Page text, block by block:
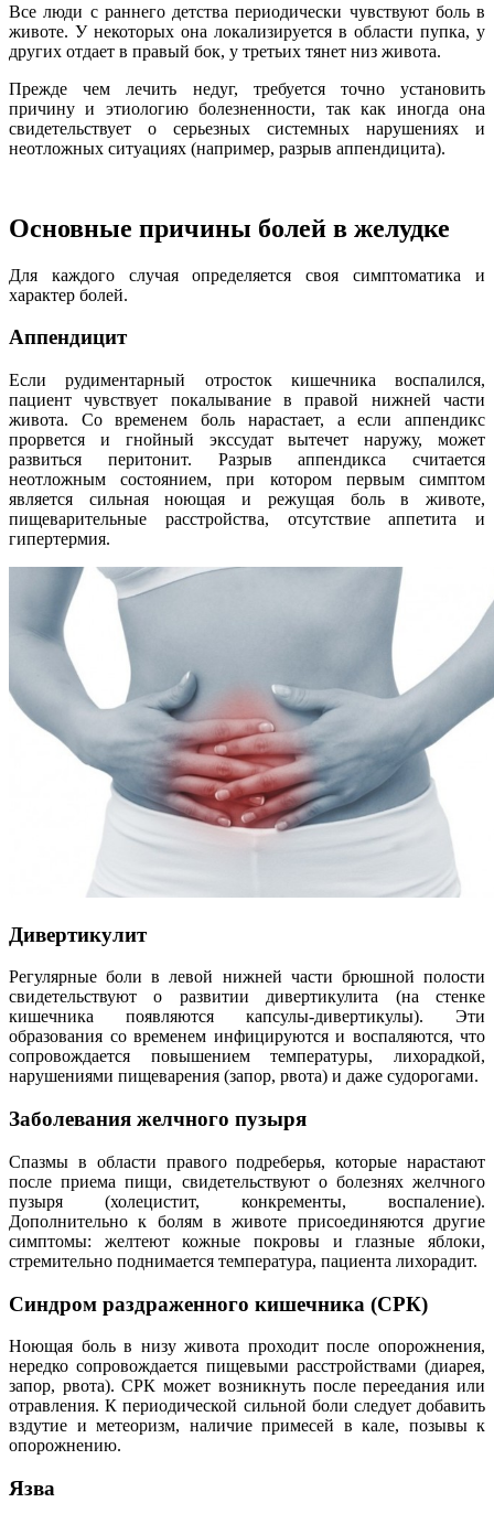
Все люди с раннего детства периодически чувствуют боль в
животе. У некоторых она локализируется в области пупка, у
других отдает в правый бок, у третьих тянет низ живота.
Прежде чем лечить недуг, требуется точно установить
причину и этиологию болезненности, так как иногда она
свидетельствует о серьезных системных нарушениях и
неотложных ситуациях (например, разрыв аппендицита).
Основные причины болей в желудке
Для каждого случая определяется своя симптоматика и
характер болей.
Аппендицит
Если рудиментарный отросток кишечника воспалился,
пациент чувствует покалывание в правой нижней части
живота. Со временем боль нарастает, а если аппендикс
прорвется и гнойный экссудат вытечет наружу, может
развиться перитонит. Разрыв аппендикса считается
неотложным состоянием, при котором первым симптом
является сильная ноющая и режущая боль в животе,
пищеварительные расстройства, отсутствие аппетита и
гипертермия.
Дивертикулит
Регулярные боли в левой нижней части брюшной полости
свидетельствуют о развитии дивертикулита (на стенке
кишечника появляются капсулы-дивертикулы). Эти
образования со временем инфицируются и воспаляются, что
сопровождается повышением температуры, лихорадкой,
нарушениями пищеварения (запор, рвота) и даже судорогами.
Заболевания желчного пузыря
Спазмы в области правого подреберья, которые нарастают
после приема пищи, свидетельствуют о болезнях желчного
пузыря (холецистит, конкременты, воспаление).
Дополнительно к болям в животе присоединяются другие
симптомы: желтеют кожные покровы и глазные яблоки,
стремительно поднимается температура, пациента лихорадит.
Синдром раздраженного кишечника (СРК)
Ноющая боль в низу живота проходит после опорожнения,
нередко сопровождается пищевыми расстройствами (диарея,
запор, рвота). СРК может возникнуть после переедания или
отравления. К периодической сильной боли следует добавить
вздутие и метеоризм, наличие примесей в кале, позывы к
опорожнению.
Язва